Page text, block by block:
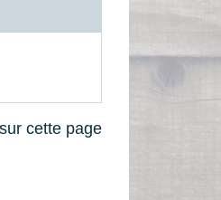
cette page